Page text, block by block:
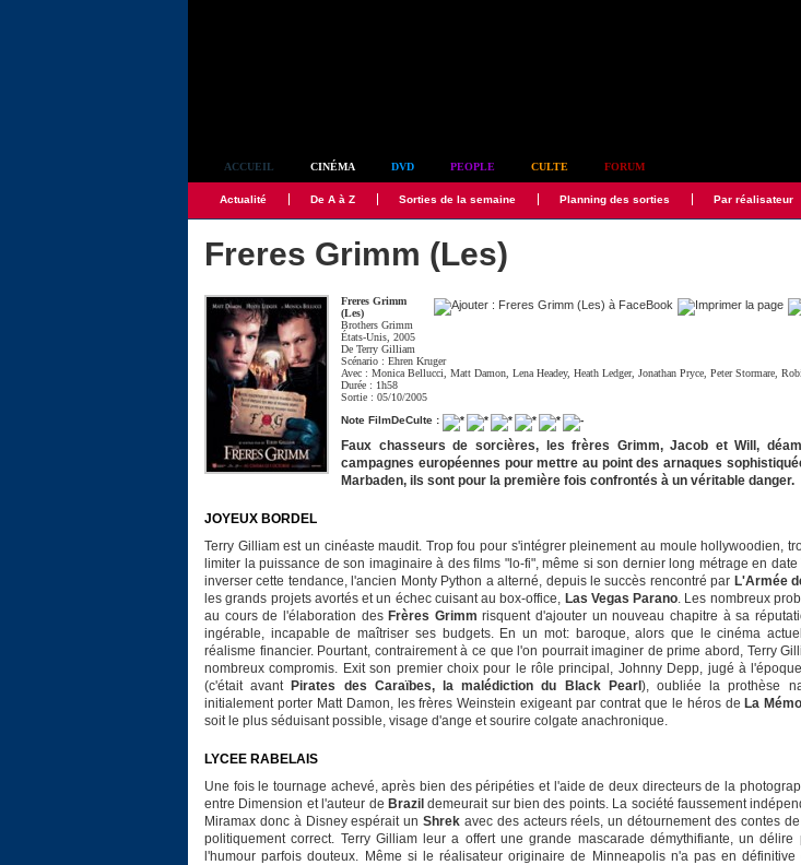
ACCUEIL CINÉMA DVD PEOPLE CULTE FORUM
Actualité De A à Z Sorties de la semaine Planning des sorties Par réalisateur
Freres Grimm (Les)
Freres Grimm
(Les)
Brothers Grimm
États-Unis, 2005
DeTerry Gilliam
Scénario :Ehren Kruger
Avec :Monica Bellucci ,Matt Damon ,Lena Headey,Heath Ledger,Jonathan Pryce ,Peter Stormare ,
Durée : 1h58
Sortie : 05/10/2005
Note FilmDeCulte :
Faux chasseurs de sorcières, les frères Grimm, Jacob et Will,
campagnes européennes pour mettre au point des arnaques
Marbaden, ils sont pour la première fois confrontés à un véritable danger.
JOYEUX BORDEL
Terry Gilliam est un cinéaste maudit. Trop fou pour s'intégrer pleinement au moule hollywoodien,
limiter la puissance de son imaginaire à des films "lo-fi", même si son dernier long métrage en date
inverser cette tendance, l'ancien Monty Python a alterné, depuis le succès rencontré par L'Armée
les grands projets avortés et un échec cuisant au box-office, Las Vegas Parano. Les nombreux
au cours de l'élaboration des Frères Grimm risquent d'ajouter un nouveau chapitre à sa
ingérable, incapable de maîtriser ses budgets. En un mot: baroque, alors que le cinéma
réalisme financier. Pourtant, contrairement à ce que l'on pourrait imaginer de prime abord, Terry
nombreux compromis. Exit son premier choix pour le rôle principal, Johnny Depp, jugé à
(c'était avant Pirates des Caraïbes, la malédiction du Black Pearl ), oubliée la prothèse
initialement porter Matt Damon, les frères Weinstein exigeant par contrat que le héros de La
soit le plus séduisant possible, visage d'ange et sourire colgate anachronique.
LYCEE RABELAIS
Une fois le tournage achevé, après bien des péripéties et l'aide de deux directeurs de la
entre Dimension et l'auteur de Brazil demeurait sur bien des points. La société faussement
Miramax donc à Disney espérait unShrek avec des acteurs réels, un détournement des contes
politiquement correct. Terry Gilliam leur a offert une grande mascarade démythifiante, un délire
l'humour parfois douteux. Même si le réalisateur originaire de Minneapolis n'a pas en